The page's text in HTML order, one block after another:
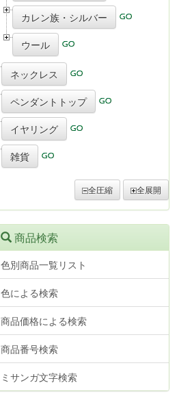
カレン族・シルバー
ウール
ネックレス
ペンダントトップ
イヤリング
雑貨
全圧縮 全展開
商品検索
色別商品一覧リスト
色による検索
商品価格による検索
商品番号検索
ミサンガ文字検索